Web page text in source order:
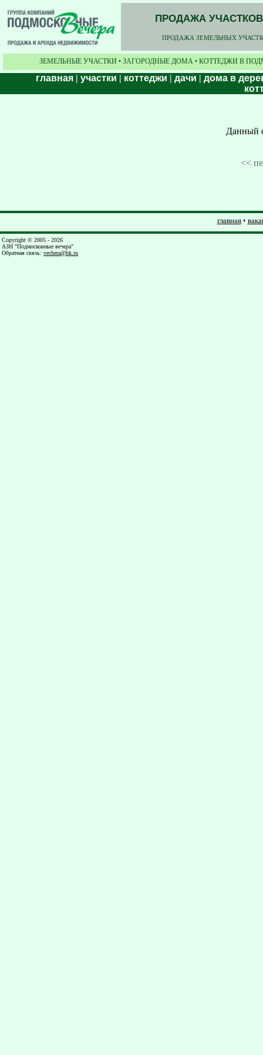
ПРОДАЖА
ПРОДАЖА ЗЕМЕЛЬНЫХ
ЗЕМЕЛЬНЫЕ УЧАСТКИ • ЗАГОРОДНЫЕ ДОМА • КОТТЕДЖИ В
главная | участки | коттеджи | дачи | дома в
Данный
<<
главная•
Copyright © 2005 - 2026
АЗН "Подмосковные вечера"
Обратная связь: vechera@bk.ru